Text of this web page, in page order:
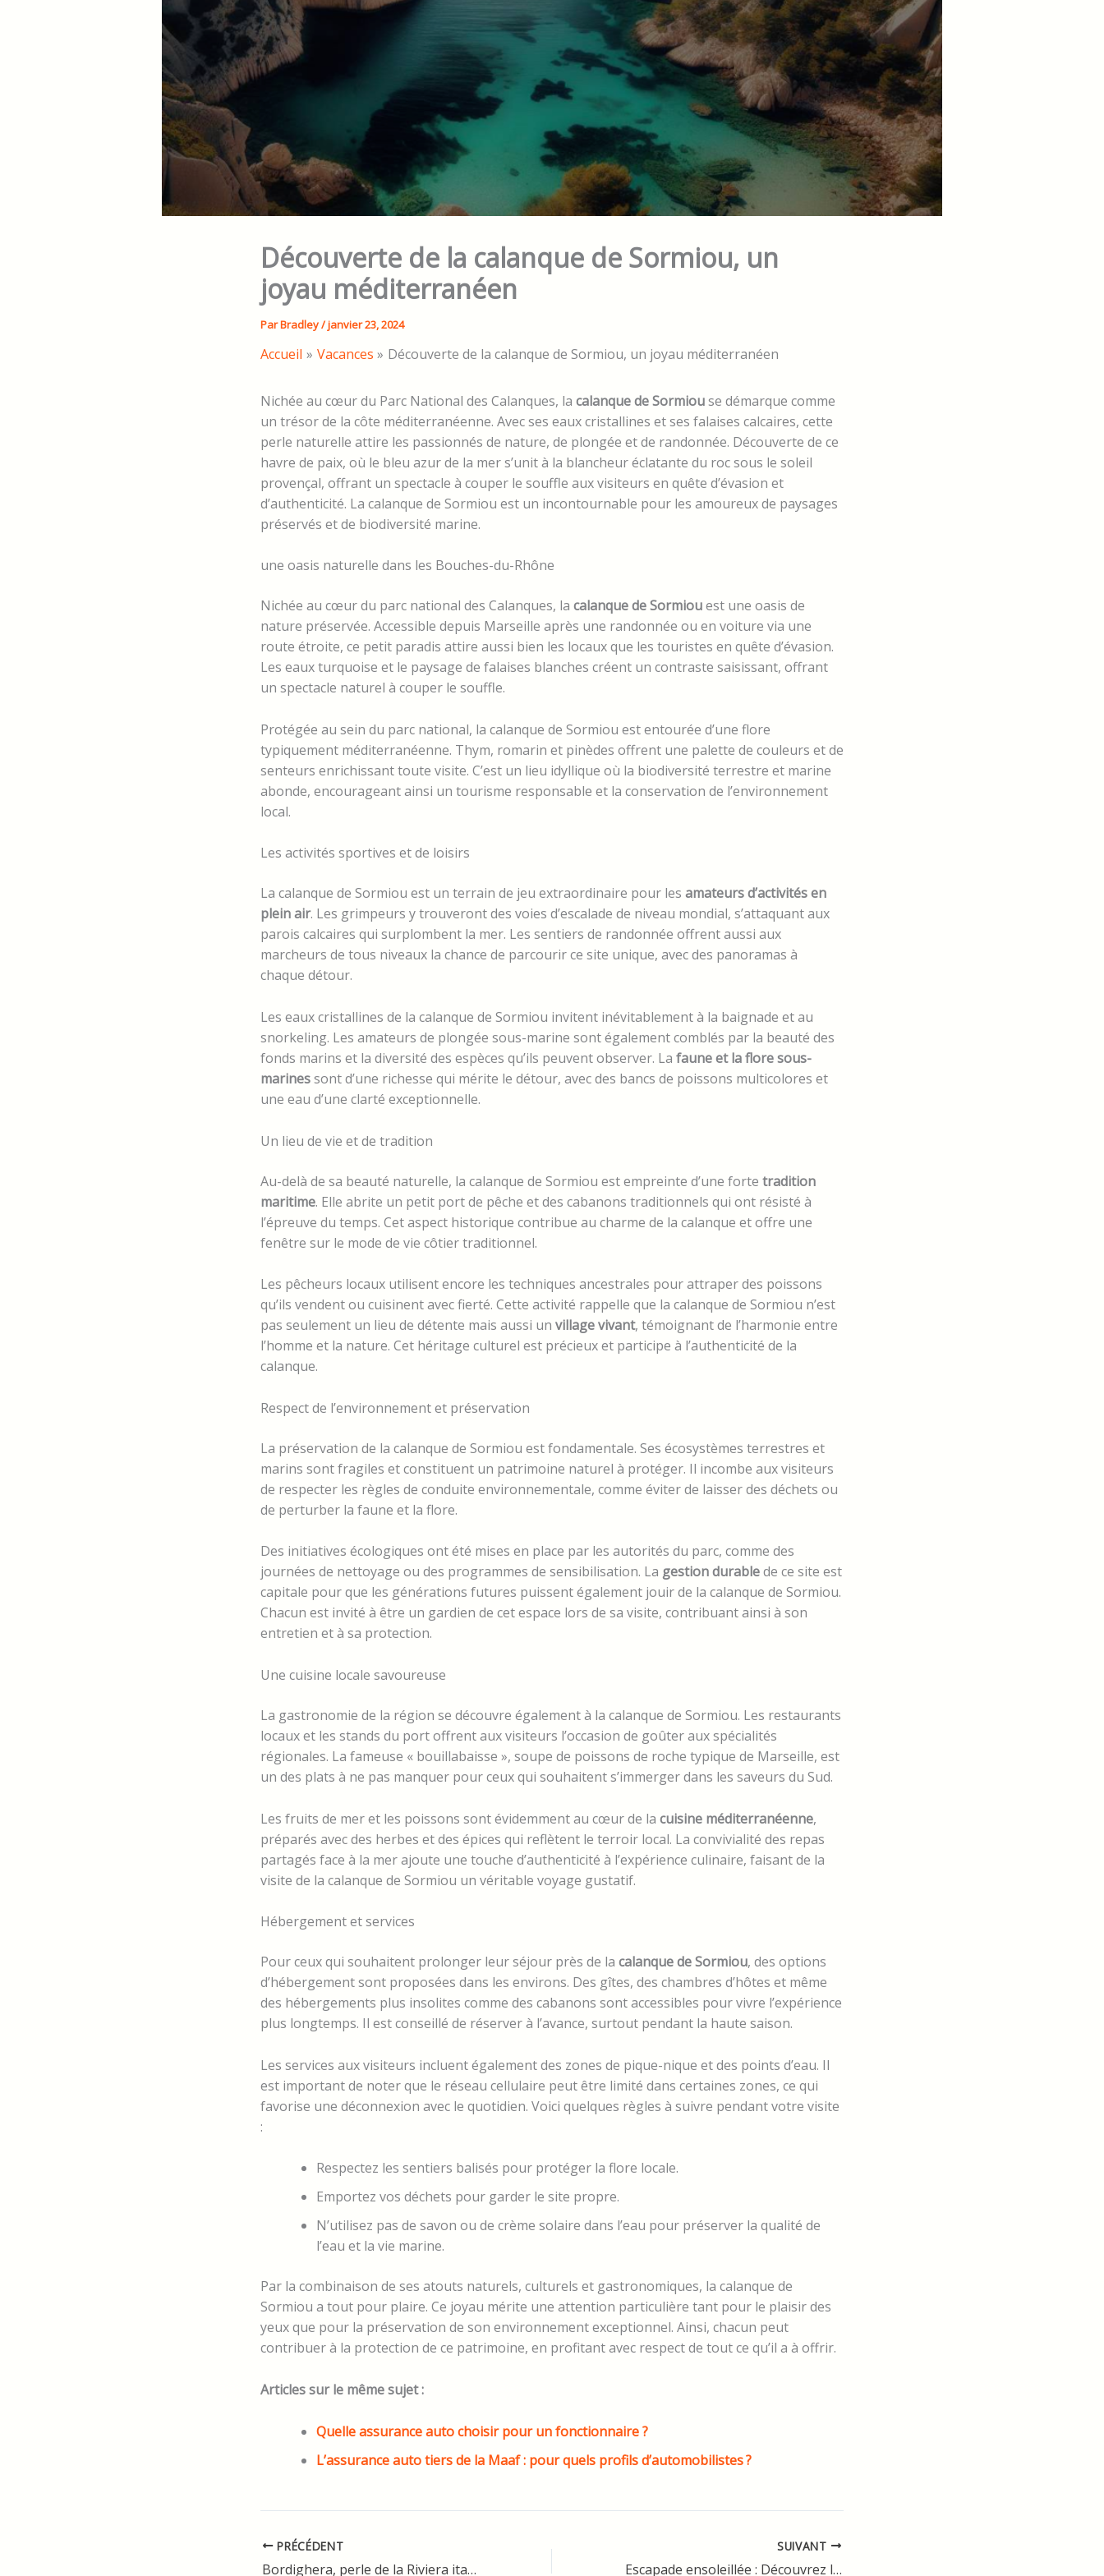
Découverte de la calanque de Sormiou, un
joyau méditerranéen
ParBradley/janvier 23, 2024
Accueil Vacances Découverte de la calanque de Sormiou, un joyau méditerranéen
Nichée au cœur du Parc National des Calanques, la calanque de Sormiouse démarque comme
un trésor de la côte méditerranéenne. Avec ses eaux cristallines et ses falaises calcaires, cette
perle naturelle attire les passionnés de nature, de plongée et de randonnée. Découverte de ce
havre de paix, où le bleu azur de la mer s’unit à la blancheur éclatante du roc sous le soleil
provençal, offrant un spectacle à couper le souffle aux visiteurs en quête d’évasion et
d’authenticité. La calanque de Sormiou est un incontournable pour les amoureux de paysages
préservés et de biodiversité marine.
une oasis naturelle dans les Bouches-du-Rhône
Nichée au cœur du parc national des Calanques, la calanque de Sormiouest une oasis de
nature préservée. Accessible depuis Marseille après une randonnée ou en voiture via une
route étroite, ce petit paradis attire aussi bien les locaux que les touristes en quête d’évasion.
Les eaux turquoise et le paysage de falaises blanches créent un contraste saisissant, offrant
un spectacle naturel à couper le souffle.
Protégée au sein du parc national, la calanque de Sormiou est entourée d’une flore
typiquement méditerranéenne. Thym, romarin et pinèdes offrent une palette de couleurs et de
senteurs enrichissant toute visite. C’est un lieu idyllique où la biodiversité terrestre et marine
abonde, encourageant ainsi un tourisme responsable et la conservation de l’environnement
local.
Les activités sportives et de loisirs
La calanque de Sormiou est un terrain de jeu extraordinaire pour les amateurs d’activités en
plein air. Les grimpeurs y trouveront des voies d’escalade de niveau mondial, s’attaquant aux
parois calcaires qui surplombent la mer. Les sentiers de randonnée offrent aussi aux
marcheurs de tous niveaux la chance de parcourir ce site unique, avec des panoramas à
chaque détour.
Les eaux cristallines de la calanque de Sormiou invitent inévitablement à la baignade et au
snorkeling. Les amateurs de plongée sous-marine sont également comblés par la beauté des
fonds marins et la diversité des espèces qu’ils peuvent observer. La faune et la flore sous-
marinessont d’une richesse qui mérite le détour, avec des bancs de poissons multicolores et
une eau d’une clarté exceptionnelle.
Un lieu de vie et de tradition
Au-delà de sa beauté naturelle, la calanque de Sormiou est empreinte d’une forte tradition
maritime. Elle abrite un petit port de pêche et des cabanons traditionnels qui ont résisté à
l’épreuve du temps. Cet aspect historique contribue au charme de la calanque et offre une
fenêtre sur le mode de vie côtier traditionnel.
Les pêcheurs locaux utilisent encore les techniques ancestrales pour attraper des poissons
qu’ils vendent ou cuisinent avec fierté. Cette activité rappelle que la calanque de Sormiou n’est
pas seulement un lieu de détente mais aussi un village vivant, témoignant de l’harmonie entre
l’homme et la nature. Cet héritage culturel est précieux et participe à l’authenticité de la
calanque.
Respect de l’environnement et préservation
La préservation de la calanque de Sormiou est fondamentale. Ses écosystèmes terrestres et
marins sont fragiles et constituent un patrimoine naturel à protéger. Il incombe aux visiteurs
de respecter les règles de conduite environnementale, comme éviter de laisser des déchets ou
de perturber la faune et la flore.
Des initiatives écologiques ont été mises en place par les autorités du parc, comme des
journées de nettoyage ou des programmes de sensibilisation. La gestion durablede ce site est
capitale pour que les générations futures puissent également jouir de la calanque de Sormiou.
Chacun est invité à être un gardien de cet espace lors de sa visite, contribuant ainsi à son
entretien et à sa protection.
Une cuisine locale savoureuse
La gastronomie de la région se découvre également à la calanque de Sormiou. Les restaurants
locaux et les stands du port offrent aux visiteurs l’occasion de goûter aux spécialités
régionales. La fameuse « bouillabaisse », soupe de poissons de roche typique de Marseille, est
un des plats à ne pas manquer pour ceux qui souhaitent s’immerger dans les saveurs du Sud.
Les fruits de mer et les poissons sont évidemment au cœur de la cuisine méditerranéenne,
préparés avec des herbes et des épices qui reflètent le terroir local. La convivialité des repas
partagés face à la mer ajoute une touche d’authenticité à l’expérience culinaire, faisant de la
visite de la calanque de Sormiou un véritable voyage gustatif.
Hébergement et services
Pour ceux qui souhaitent prolonger leur séjour près de la calanque de Sormiou, des options
d’hébergement sont proposées dans les environs. Des gîtes, des chambres d’hôtes et même
des hébergements plus insolites comme des cabanons sont accessibles pour vivre l’expérience
plus longtemps. Il est conseillé de réserver à l’avance, surtout pendant la haute saison.
Les services aux visiteurs incluent également des zones de pique-nique et des points d’eau. Il
est important de noter que le réseau cellulaire peut être limité dans certaines zones, ce qui
favorise une déconnexion avec le quotidien. Voici quelques règles à suivre pendant votre visite
:
Respectez les sentiers balisés pour protéger la flore locale.
Emportez vos déchets pour garder le site propre.
N’utilisez pas de savon ou de crème solaire dans l’eau pour préserver la qualité de
l’eau et la vie marine.
Par la combinaison de ses atouts naturels, culturels et gastronomiques, la calanque de
Sormiou a tout pour plaire. Ce joyau mérite une attention particulière tant pour le plaisir des
yeux que pour la préservation de son environnement exceptionnel. Ainsi, chacun peut
contribuer à la protection de ce patrimoine, en profitant avec respect de tout ce qu’il a à offrir.
Articles sur le même sujet :
Quelle assurance auto choisir pour un fonctionnaire ?
L’assurance auto tiers de la Maaf : pour quels profils d’automobilistes ?
PRÉCÉDENT
Bordighera, perle de la Riviera italienne à découvrir
SUIVANT
Escapade ensoleillée : Découvrez les meilleurs campings à Salou